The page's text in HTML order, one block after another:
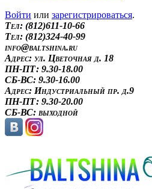
Войти или зарегистрироваться.
Tел: (812)611-10-66
Tел: (812)324-40-99
info@baltshina.ru
Адрес: ул. Цветочная д. 18
ПН-ПТ: 9.30-18.00
СБ-ВС: 9.30-16.00
Адрес: Индустриальный пр. д.9
ПН-ПТ: 9.30-20.00
СБ-ВС: выходной